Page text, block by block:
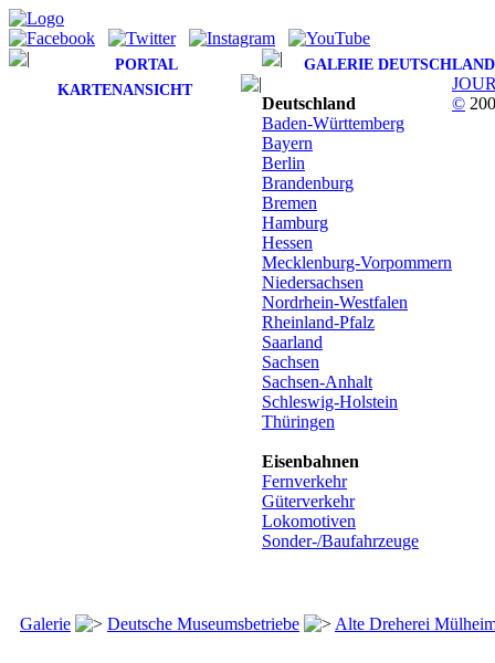
PORTAL
GALERIE DEUTSCHLAND
KARTENANSICHT
Deutschland
Baden-Württemberg
Bayern
Berlin
Brandenburg
Bremen
Hamburg
Hessen
Mecklenburg-Vorpommern
Niedersachsen
Nordrhein-Westfalen
Rheinland-Pfalz
Saarland
Sachsen
Sachsen-Anhalt
Schleswig-Holstein
Thüringen
Eisenbahnen
Fernverkehr
Güterverkehr
Lokomotiven
Sonder-/Baufahrzeuge
Galerie Deutsche Museumsbetriebe Alte Dreherei
©